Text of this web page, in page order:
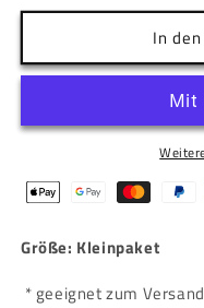
In
Größe: Kleinpaket
* geeignet zum